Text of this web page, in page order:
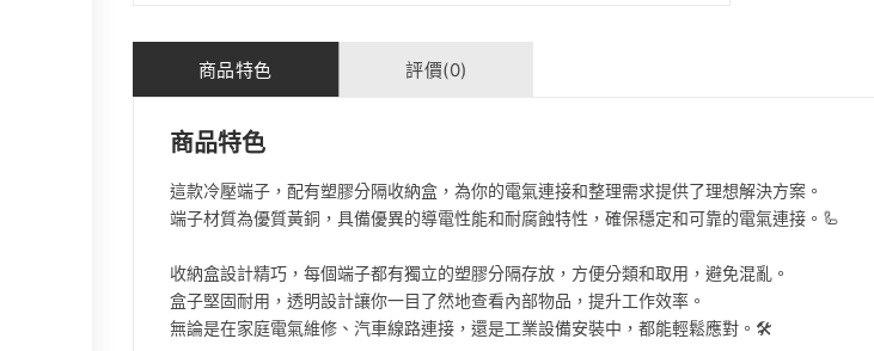
商品特色 評價(0)
商品特色
這款冷壓端子，配有塑膠分隔收納盒，為你的電氣連接和整理需求提供了理想解決方案。
端子材質為優質黃銅，具備優異的導電性能和耐腐蝕特性，確保穩定和可靠的電氣連接。🦾
收納盒設計精巧，每個端子都有獨立的塑膠分隔存放，方便分類和取用，避免混亂。
盒子堅固耐用，透明設計讓你一目了然地查看內部物品，提升工作效率。
無論是在家庭電氣維修、汽車線路連接，還是工業設備安裝中，都能輕鬆應對。🛠️